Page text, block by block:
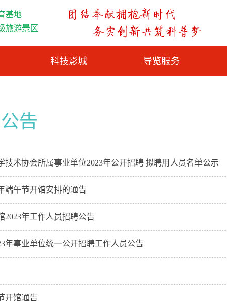
基地
旅游景区
科技影城 导览服务
告
技术协会所属事业单位2023年公开招聘 拟聘用人员名单公示
端午节开馆安排的通告
2023年工作人员招聘公告
年事业单位统一公开招聘工作人员公告
开馆通告